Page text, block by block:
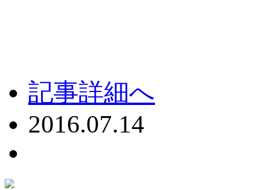
記事詳細へ
2016.07.14